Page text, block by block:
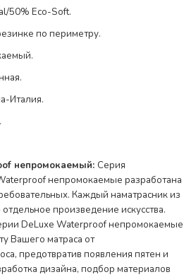
50% Eco-Soft.
по периметру.
Италия.
непромокаемый: Серия
непромокаемые разработана
Каждый наматрасник из
произведение искусства.
DeLuxe Waterproof непромокаемые
Вашего матраса от
предотвратив появления пятен и
дизайна, подбор материалов